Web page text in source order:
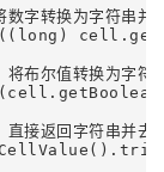
字转换为字符串并
布尔值转换为字符
接返回字符串并去